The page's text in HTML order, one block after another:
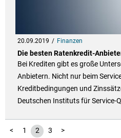
20.09.2019 Finanzen
Die besten Ratenkredit-
Bei Krediten gibt es große
Anbietern. Nicht nur beim
Kreditbedingungen und
Deutschen Instituts für Service-
< 1 2 3 >